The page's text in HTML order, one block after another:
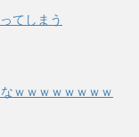
てしまう
ｗｗｗｗｗｗｗｗ